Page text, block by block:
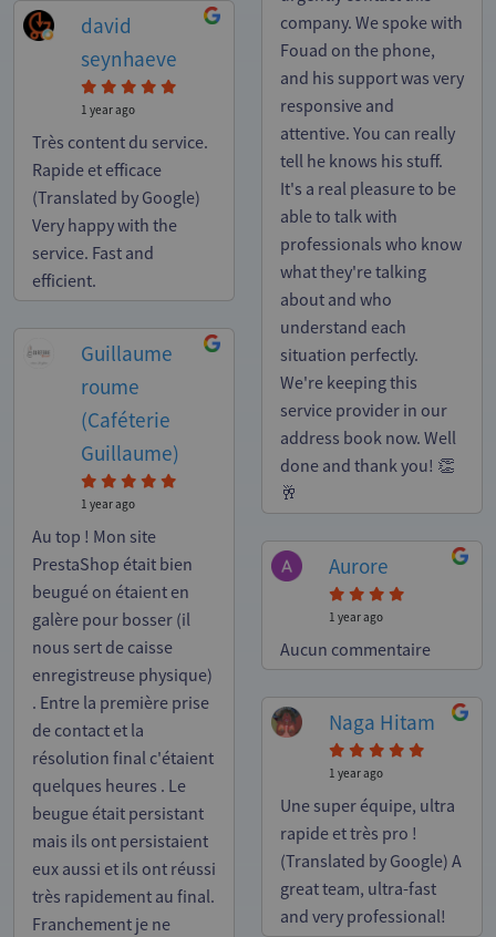
company. We spoke with
Fouad on the phone,
and his support was very
responsive and
attentive. You can really
tell he knows his stuff.
It's a real pleasure to be
able to talk with
professionals who know
what they're talking
about and who
understand each
situation perfectly.
We're keeping this
service provider in our
address book now. Well
done and thank you! 👏
🥂
david
seynhaeve
1 year ago
Très content du service.
Rapide et efficace
(Translated by Google)
Very happy with the
service. Fast and
efficient.
Guillaume
roume
(Caféterie
Guillaume)
1 year ago
Au top ! Mon site
PrestaShop était bien
beugué on étaient en
galère pour bosser (il
nous sert de caisse
enregistreuse physique)
. Entre la première prise
de contact et la
résolution final c'étaient
quelques heures . Le
beugue était persistant
mais ils ont persistaient
eux aussi et ils ont réussi
très rapidement au final.
Franchement je ne
Aurore
1 year ago
Aucun commentaire
Naga Hitam
1 year ago
Une super équipe, ultra
rapide et très pro !
(Translated by Google) A
great team, ultra-fast
and very professional!